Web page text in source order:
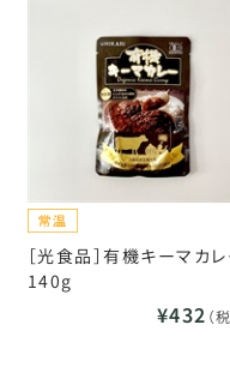
［光食品］有機キーマカ
140g
¥432 （